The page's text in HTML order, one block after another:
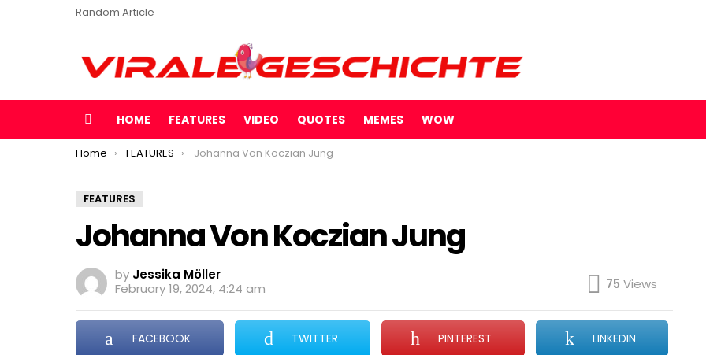
Random Article
HOME FEATURES VIDEO QUOTES MEMES WOW
You are here:
Home FEATURES Johanna Von Koczian Jung
FEATURES
Johanna Von Koczian Jung
by Jessika Möller
February 19, 2024, 4:24 am
75 Views
FACEBOOK TWITTER PINTEREST LINKEDIN